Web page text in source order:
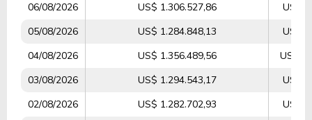
06/08/2026
US$ 1.306.527,86
US$
05/08/2026
US$ 1.284.848,13
US$
04/08/2026
US$ 1.356.489,56
US$
03/08/2026
US$ 1.294.543,17
US$
02/08/2026
US$ 1.282.702,93
US$